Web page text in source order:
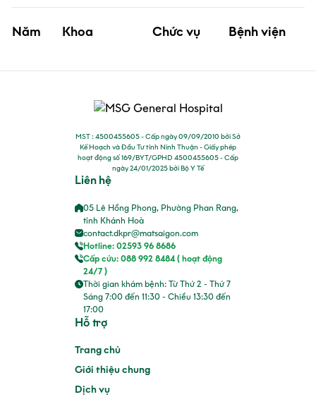
Năm Khoa Chức vụ Bệnh viện
MST : 4500455605 - Cấp ngày 09/09/2010 bởi Sở
Kế Hoạch và Đầu Tư tỉnh Ninh Thuận - Giấy phép
hoạt động số 169/BYT/GPHD 4500455605 - Cấp
ngày 24/01/2025 bởi Bộ Y Tế
Liên hệ
05 Lê Hồng Phong, Phường Phan Rang,
tỉnh Khánh Hoà
contact.dkpr@matsaigon.com
Hotline: 02593 96 8686
Cấp cứu: 088 992 8484 ( hoạt động
24/7 )
Thời gian khám bệnh: Từ Thứ 2 - Thứ 7
Sáng 7:00 đến 11:30 - Chiều 13:30 đến
17:00
Hỗ trợ
Trang chủ
Giới thiệu chung
Dịch vụ